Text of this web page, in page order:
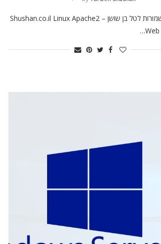
כל הזכויות שמורות לטל בן שושן – Shushan.co.il Linux Apache2